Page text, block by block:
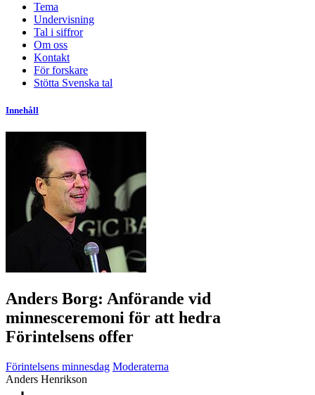
Tema
Undervisning
Tal i siffror
Om oss
Kontakt
För forskare
Stötta Svenska tal
Innehåll
Anders Borg: Anförande vid
minnesceremoni för att hedra
Förintelsens offer
Förintelsens minnesdag Moderaterna
Anders Henrikson